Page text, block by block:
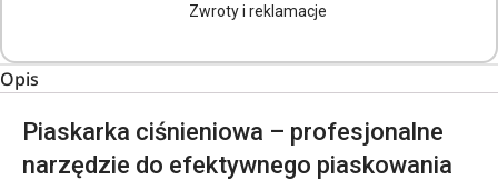
Zwroty i reklamacje
Opis
Piaskarka ciśnieniowa – profesjonalne
narzędzie do efektywnego piaskowania